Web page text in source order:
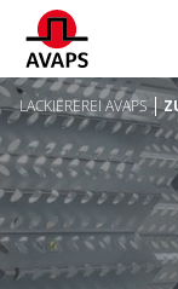
LACKIEREREI AVAPS